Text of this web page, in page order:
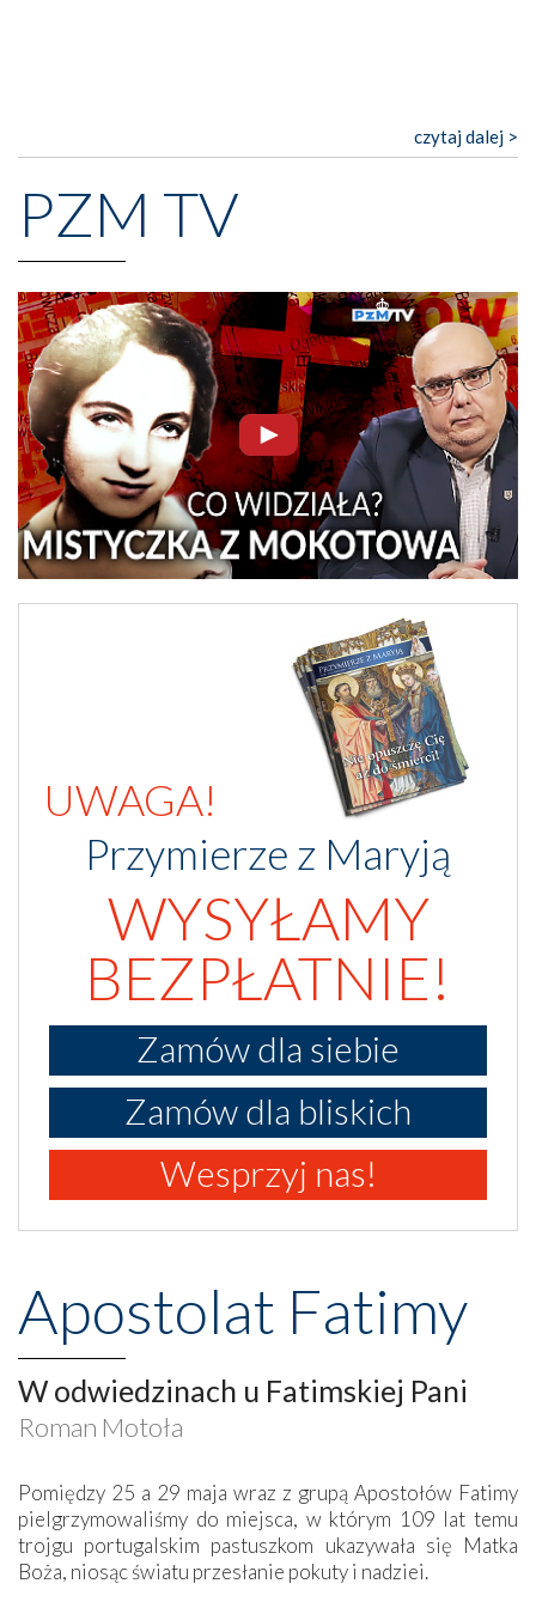
czytaj dalej >
PZM TV
UWAGA!
Przymierze z Maryją
WYSYŁAMY
BEZPŁATNIE!
Zamów dla siebie
Zamów dla bliskich
Wesprzyj nas!
Apostolat Fatimy
W odwiedzinach u Fatimskiej Pani
Roman Motoła
Pomiędzy 25 a 29 maja wraz z grupą Apostołów Fatimy
pielgrzymowaliśmy do miejsca, w którym 109 lat temu
trojgu portugalskim pastuszkom ukazywała się Matka
Boża, niosąc światu przesłanie pokuty i nadziei.